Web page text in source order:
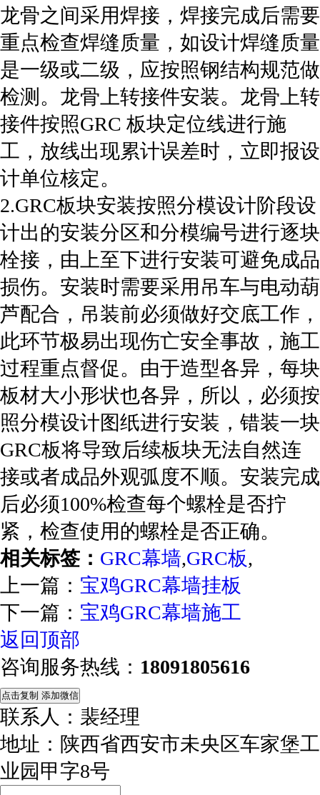
龙骨之间采用焊接，焊接完成后需要
重点检查焊缝质量，如设计焊缝质量
是一级或二级，应按照钢结构规范做
检测。龙骨上转接件安装。龙骨上转
接件按照GRC 板块定位线进行施
工，放线出现累计误差时，立即报设
计单位核定。
2.GRC板块安装按照分模设计阶段设
计出的安装分区和分模编号进行逐块
栓接，由上至下进行安装可避免成品
损伤。安装时需要采用吊车与电动葫
芦配合，吊装前必须做好交底工作，
此环节极易出现伤亡安全事故，施工
过程重点督促。由于造型各异，每块
板材大小形状也各异，所以，必须按
照分模设计图纸进行安装，错装一块
GRC板将导致后续板块无法自然连
接或者成品外观弧度不顺。安装完成
后必须100%检查每个螺栓是否拧
紧，检查使用的螺栓是否正确。
相关标签： GRC幕墙,GRC板,
上一篇： 宝鸡GRC幕墙挂板
下一篇： 宝鸡GRC幕墙施工
返回顶部
咨询服务热线： 18091805616
点击复制 添加微信
联系人：裴经理
地址：陕西省西安市未央区车家堡工
业园甲字8号